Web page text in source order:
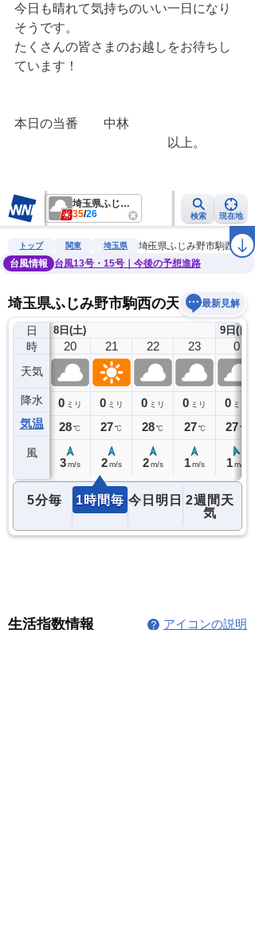
今日も晴れて気持ちのいい一日になり
そうです。
たくさんの皆さまのお越しをお待ちし
ています！
本日の当番　　中林
以上。